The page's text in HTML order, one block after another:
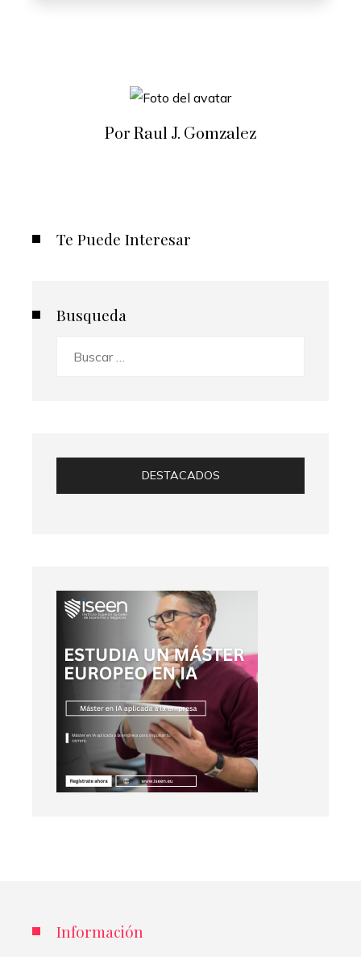
Por Raul J. Gomzalez
Te Puede Interesar
Busqueda
DESTACADOS
Información